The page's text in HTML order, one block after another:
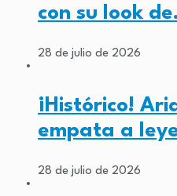
con su look
28 de julio de 2026
¡Histórico!
empata a
28 de julio de 2026